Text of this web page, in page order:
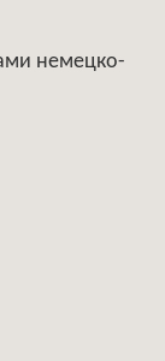
немецко-